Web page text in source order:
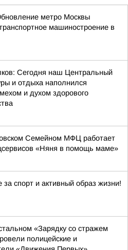
метро Москвы
машиностроение в
Сегодня наш Центральный
и отдыха наполнился
и духом здорового
Семейном МФЦ работает
«Няня в помощь маме»
за спорт и активный образ жизни!
«Зарядку со стражем
полицейские и